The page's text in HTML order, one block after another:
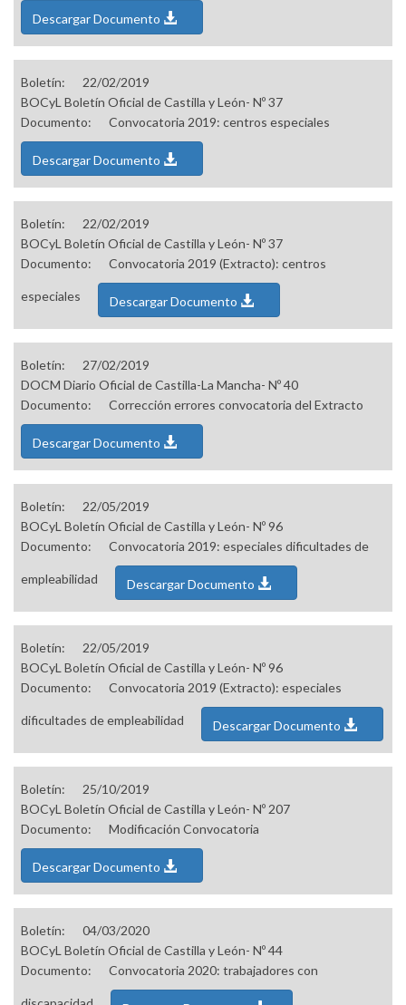
Descargar Documento
Boletín:
22/02/2019
BOCyL Boletín Oficial de Castilla y León- Nº 37
Documento:
Convocatoria 2019: centros especiales
Descargar Documento
Boletín:
22/02/2019
BOCyL Boletín Oficial de Castilla y León- Nº 37
Documento:
Convocatoria 2019 (Extracto): centros
especiales Descargar Documento
Boletín:
27/02/2019
DOCM Diario Oficial de Castilla-La Mancha- Nº 40
Documento:
Corrección errores convocatoria del Extracto
Descargar Documento
Boletín:
22/05/2019
BOCyL Boletín Oficial de Castilla y León- Nº 96
Documento:
Convocatoria 2019: especiales dificultades de
empleabilidad Descargar Documento
Boletín:
22/05/2019
BOCyL Boletín Oficial de Castilla y León- Nº 96
Documento:
Convocatoria 2019 (Extracto): especiales
dificultades de empleabilidad Descargar Documento
Boletín:
25/10/2019
BOCyL Boletín Oficial de Castilla y León- Nº 207
Documento:
Modificación Convocatoria
Descargar Documento
Boletín:
04/03/2020
BOCyL Boletín Oficial de Castilla y León- Nº 44
Documento:
Convocatoria 2020: trabajadores con